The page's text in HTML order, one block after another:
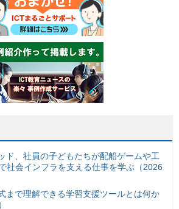
ド、社員の子どもたちが配船ゲームや工
社会インフラを支える仕事を学ぶ（2026
まで理解できる学習支援ツールとは何か